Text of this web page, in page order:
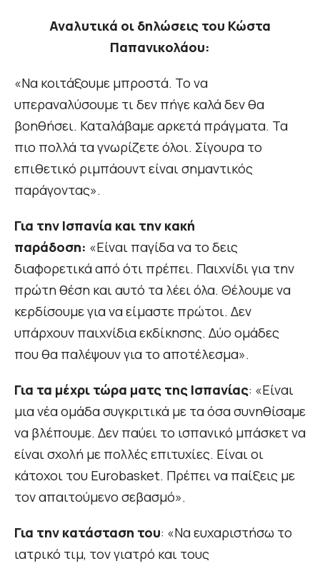
Αναλυτικά οι δηλώσεις του Κώστα
Παπανικολάου:
«Να κοιτάξουμε μπροστά. Το να
υπεραναλύσουμε τι δεν πήγε καλά δεν θα
βοηθήσει. Καταλάβαμε αρκετά πράγματα. Τα
πιο πολλά τα γνωρίζετε όλοι. Σίγουρα το
επιθετικό ριμπάουντ είναι σημαντικός
παράγοντας».
Για την Ισπανία και την κακή
παράδοση: «Είναι παγίδα να το δεις
διαφορετικά από ότι πρέπει. Παιχνίδι για την
πρώτη θέση και αυτό τα λέει όλα. Θέλουμε να
κερδίσουμε για να είμαστε πρώτοι. Δεν
υπάρχουν παιχνίδια εκδίκησης. Δύο ομάδες
που θα παλέψουν για το αποτέλεσμα».
Για τα μέχρι τώρα ματς της Ισπανίας: «Είναι
μια νέα ομάδα συγκριτικά με τα όσα συνηθίσαμε
να βλέπουμε. Δεν παύει το ισπανικό μπάσκετ να
είναι σχολή με πολλές επιτυχίες. Είναι οι
κάτοχοι του Eurobasket. Πρέπει να παίξεις με
τον απαιτούμενο σεβασμό».
Για την κατάσταση του: «Να ευχαριστήσω το
ιατρικό τιμ, τον γιατρό και τους